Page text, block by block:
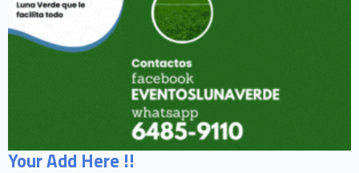
Your Add Here !!